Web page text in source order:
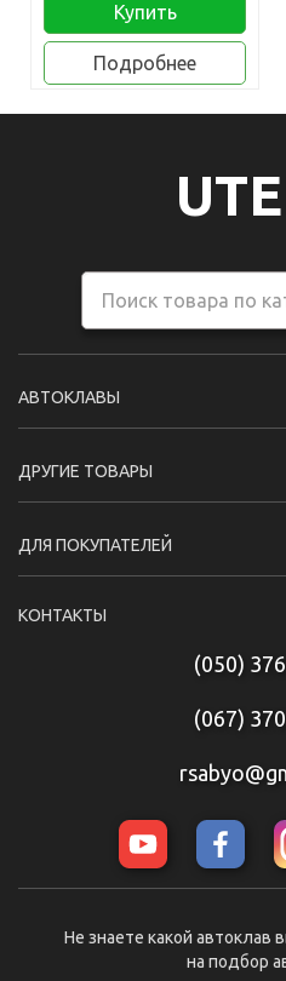
Купить
Подробнее
АВТОКЛАВЫ
ДРУГИЕ ТОВАРЫ
ДЛЯ ПОКУПАТЕЛЕЙ
КОНТАКТЫ
(050)
(067)
Не знаете какой автоклав
на подбор